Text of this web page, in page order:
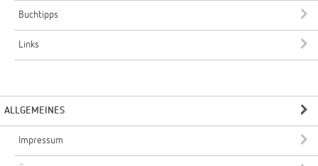
Buchtipps
Links
ALLGEMEINES
Impressum